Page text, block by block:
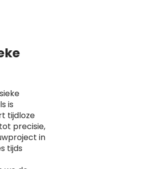
is
tijdloze
precisie,
in
tijds